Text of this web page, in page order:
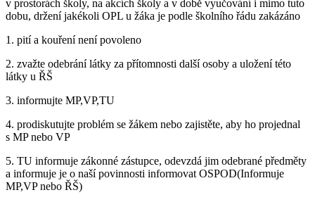
v prostorách školy, na akcích školy a v době vyučování i mimo tuto
dobu, držení jakékoli OPL u žáka je podle školního řádu zakázáno
1. pití a kouření není povoleno
2. zvažte odebrání látky za přítomnosti další osoby a uložení této
látky u ŘŠ
3. informujte MP,VP,TU
4. prodiskutujte problém se žákem nebo zajistěte, aby ho projednal
s MP nebo VP
5. TU informuje zákonné zástupce, odevzdá jim odebrané předměty
a informuje je o naší povinnosti informovat OSPOD(Informuje
MP,VP nebo ŘŠ)